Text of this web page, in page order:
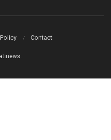
Contact
.